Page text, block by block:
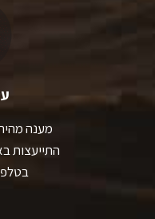
מענה
התייעצות
בטלפון 04-